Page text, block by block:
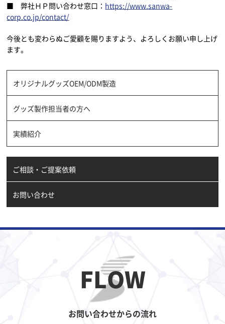
■ 弊社ＨＰ問い合わせ窓口： https://www.sanwa-
corp.co.jp/contact/
今後とも変わらぬご愛顧を賜りますよう、よろしくお願い申し上げ
ます。
オリジナルグッズOEM/ODM製造
グッズ製作担当者の方へ
実績紹介
ご相談・ご提案依頼
お問い合わせ
FLOW
お問い合わせからの流れ